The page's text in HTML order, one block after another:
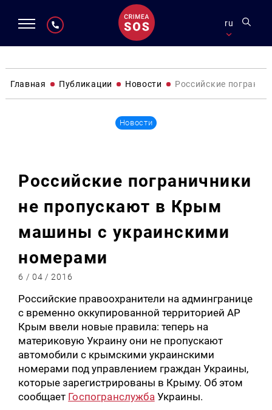
ru
Главная Публикации Новости Российские
Новости
Российские пограничники
не пропускают в Крым
машины с украинскими
номерами
6 / 04 / 2016
Российские правоохранители на админгранице
с временно оккупированной территорией АР
Крым ввели новые правила: теперь на
материковую Украину они не пропускают
автомобили с крымскими украинскими
номерами под управлением граждан Украины,
которые зарегистрированы в Крыму. Об этом
сообщает ГоспогранслужбаУкраины.